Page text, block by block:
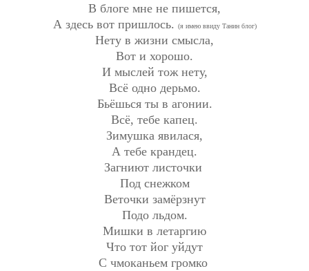
В блоге мне не пишется,
А здесь вот пришлось.
(я имею ввиду Танин блог)
Нету в жизни смысла,
Вот и хорошо.
И мыслей тож нету,
Всё одно дерьмо.
Бьёшься ты в агонии.
Всё, тебе капец.
Зимушка явилася,
А тебе крандец.
Загниют листочки
Под снежком
Веточки замёрзнут
Подо льдом.
Мишки в летаргию
Что тот йог уйдут
С чмоканьем громко